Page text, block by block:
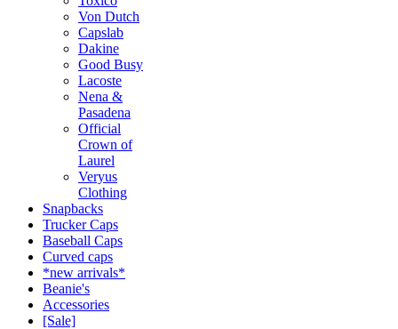
Von Dutch
Capslab
Dakine
Good Busy
Lacoste
Nena &
Pasadena
Official
Crown of
Laurel
Veryus
Clothing
Snapbacks
Trucker Caps
Baseball Caps
Curved caps
*new arrivals*
Beanie's
Accessories
[Sale]